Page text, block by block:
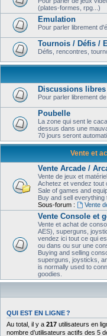
(plates-formes, rpg...)
Emulation
Pour parler librement
Tournois / Défis /
Défis, rencontres,
Discussions libres
Pour parler librement
Poubelle
La zone qui sent le
dessus dans une
70 jours seront
Vente et
Vente Arcade /
Vente de jeux et
Achetez et vendez tout
Sale of games and
Buy and sell everything
Sous-forum :
Vente
Vente Console et
Vente et achat de
AES), superguns,
vendez ici tout ce qui
ou dans ou sur une
Buying and selling
superguns, joysticks,
is normally used to
goodies.
QUI EST EN LIGNE ?
Au total, il y a 217 utilisateurs en
nombre d’utilisateurs actifs des 5